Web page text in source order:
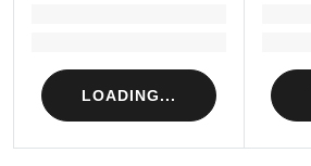
LOADING...